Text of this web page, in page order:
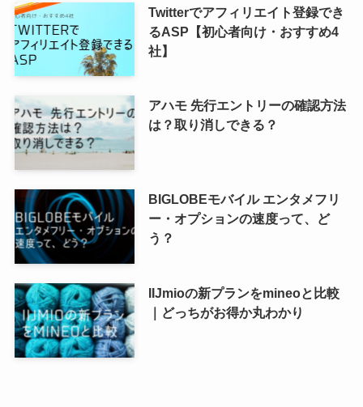
Twitterでアフィリエイト登録でき
るASP【初心者向け・おすすめ4
社】
アハモ 先行エントリーの確認方法
は？取り消しできる？
BIGLOBEモバイル エンタメフリ
ー・オプションの速度って、ど
う？
IIJmioの新プランをmineoと比較
｜どっちがお得か丸わかり